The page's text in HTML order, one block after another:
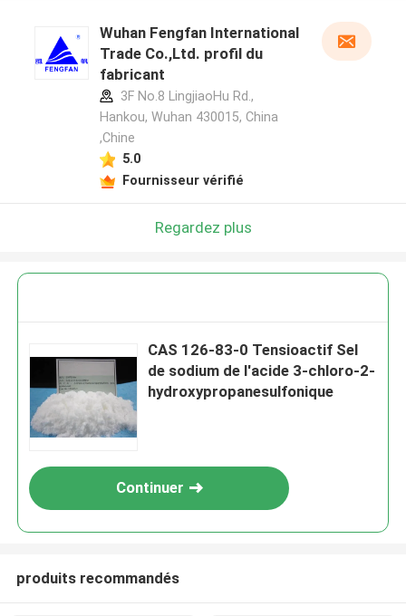
Wuhan Fengfan International
Trade Co.,Ltd. profil du
fabricant
3F No.8 LingjiaoHu Rd.,
Hankou, Wuhan 430015, China
,Chine
5.0
Fournisseur vérifié
Regardez plus
CAS 126-83-0 Tensioactif Sel
de sodium de l'acide 3-chloro-2-
hydroxypropanesulfonique
Continuer
produits recommandés